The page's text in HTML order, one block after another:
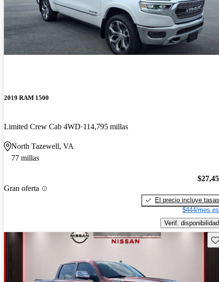
2019 RAM 1500
Limited Crew Cab 4WD 114,795 millas
North Tazewell, VA
77 millas
Gran oferta
El precio incluye tasas
$444/mes
Verif. disponibilidad